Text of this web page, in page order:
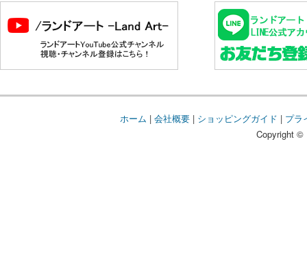
ホーム | 会社概要| ショッピングガイド | プラ
Copyright ©